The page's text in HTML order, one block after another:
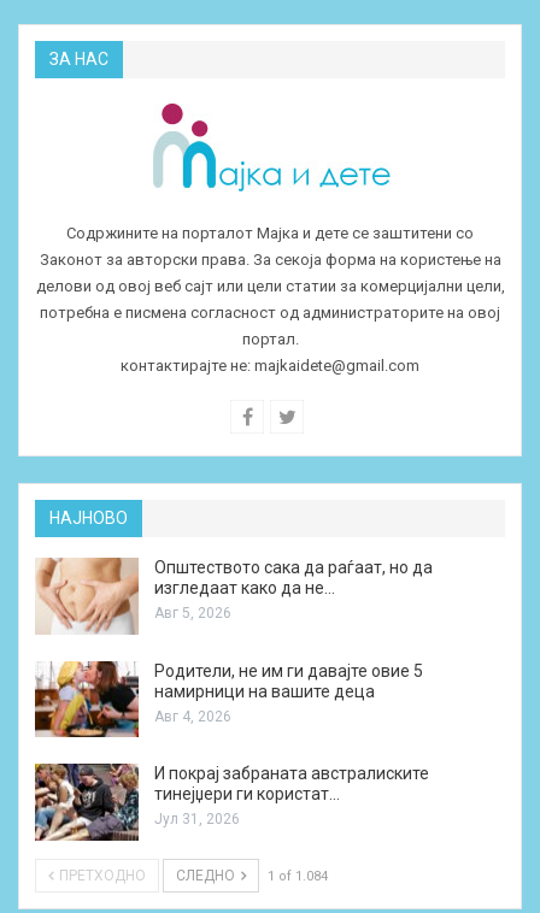
ЗА НАС
Содржините на порталот Мајка и дете се заштитени со
Законот за авторски права. За секоја форма на користење на
делови од овој веб сајт или цели статии за комерцијални цели,
потребна е писмена согласност од администраторите на овој
портал.
контактирајте не: majkaidete@gmail.com
НАЈНОВО
Општеството сака да раѓаат, но да
изгледаат како да не…
Авг 5, 2026
Родители, не им ги давајте овие 5
намирници на вашите деца
Авг 4, 2026
И покрај забраната австралиските
тинејџери ги користат…
Јул 31, 2026
ПРЕТХОДНО СЛЕДНО 1 of 1.084